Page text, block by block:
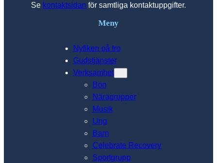
Se kontaktsidan för samtliga kontaktuppgifter.
Meny
Nyfiken på tro
Gudstjänster
Verksamhet
Bön
Näragrupper
Musik
Ung
Barn
Celebrate Recovery
Sportgrupp